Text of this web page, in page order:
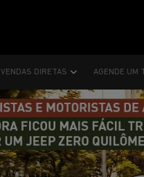
VENDAS DIRETAS AGENDE UM